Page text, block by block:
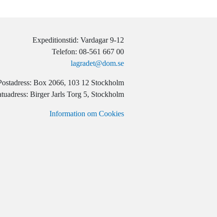
Expeditionstid: Vardagar 9-12
Telefon: 08-561 667 00
lagradet@dom.se
Box 2066, 103 12 Stockholm
Birger Jarls Torg 5, Stockholm
Information om Cookies